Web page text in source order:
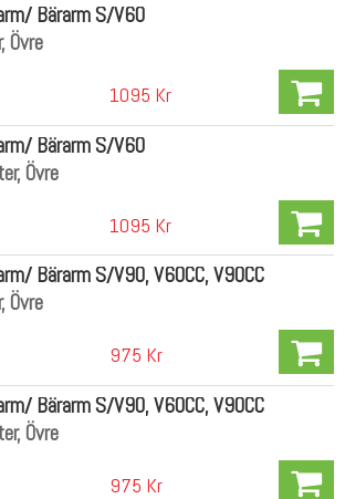
Bärarm S/V60
Övre
1095 Kr
Bärarm S/V60
Övre
1095 Kr
Bärarm S/V90, V60CC, V90CC
Övre
975 Kr
Bärarm S/V90, V60CC, V90CC
Övre
975 Kr